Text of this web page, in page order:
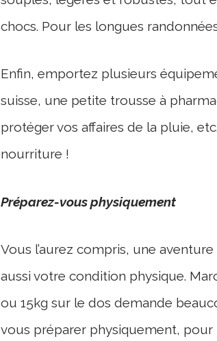
chocs. Pour les longues
Enfin, emportez plusieurs
suisse, une petite trousse à
protéger vos affaires de la pluie,
nourriture !
Préparez-vous physiquement
Vous l’aurez compris, une
aussi votre condition physique.
ou 15kg sur le dos demande
vous préparer physiquement,